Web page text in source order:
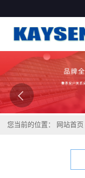
您当前的位置： 网站首页